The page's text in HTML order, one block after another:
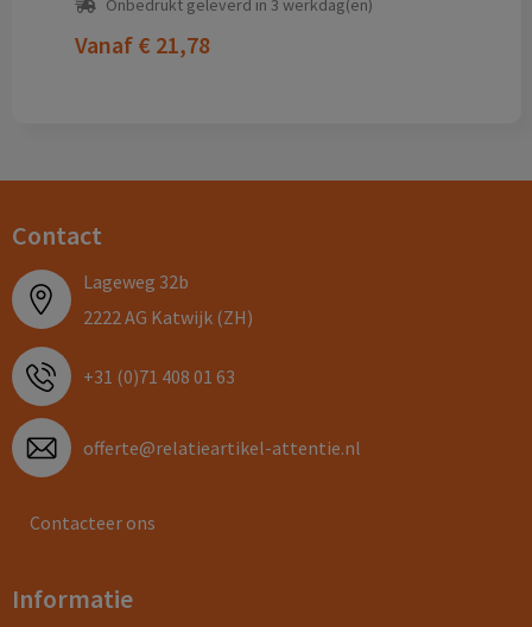
Onbedrukt geleverd in 3 werkdag(en)
Vanaf € 21,78
Contact
Lageweg 32b
2222 AG Katwijk (ZH)
+31 (0)71 408 01 63
offerte@relatieartikel-attentie.nl
Contacteer ons
Informatie